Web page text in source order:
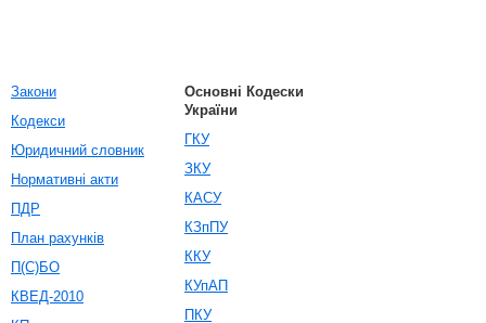
Закони
Кодекси
Юридичний словник
Нормативні акти
ПДР
План рахунків
П(С)БО
КВЕД-2010
Основні Кодески
України
ГКУ
ЗКУ
КАСУ
КЗпПУ
ККУ
КУпАП
ПКУ